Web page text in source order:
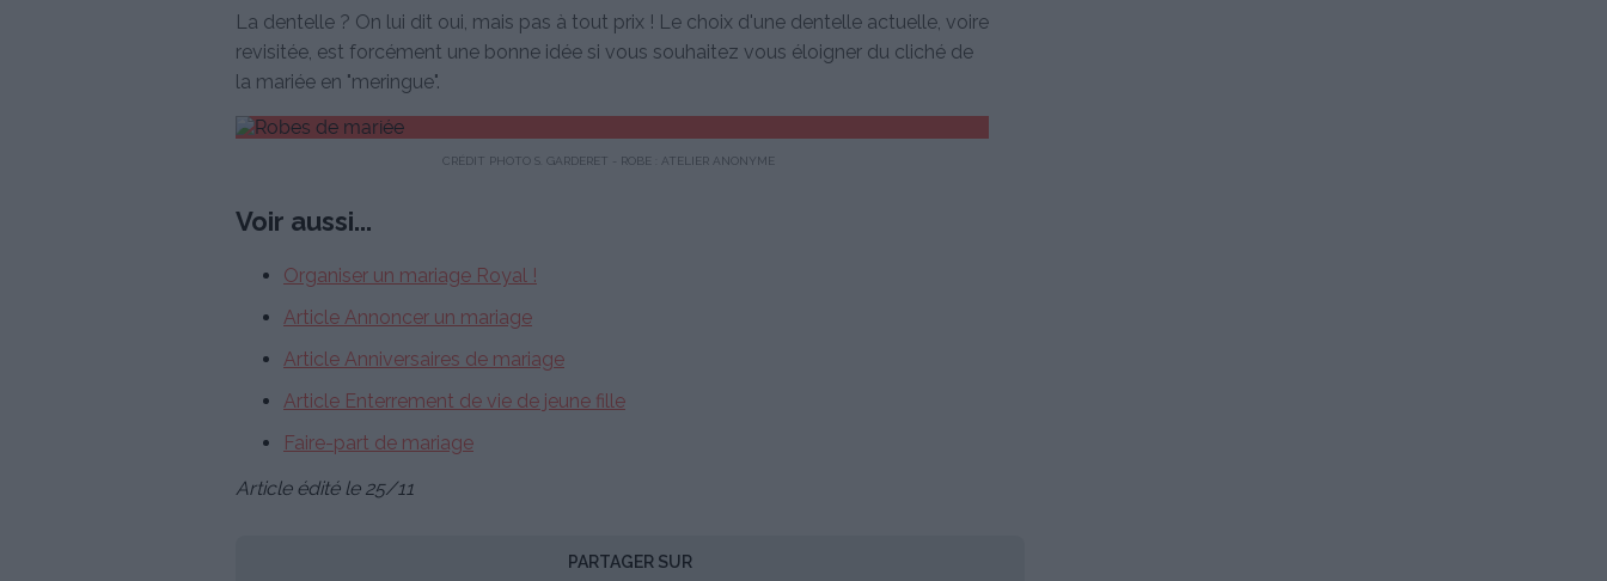
La dentelle ? On lui dit oui, mais pas à tout prix ! Le choix d'une dentelle actuelle, voire
revisitée, est forcément une bonne idée si vous souhaitez vous éloigner du cliché de
la mariée en "meringue".
CRÉDIT PHOTO S. GARDERET - ROBE : ATELIER ANONYME
Voir aussi...
Organiser un mariage Royal !
Article Annoncer un mariage
Article Anniversaires de mariage
Article Enterrement de vie de jeune fille
Faire-part de mariage
Article édité le 25/11
PARTAGER SUR